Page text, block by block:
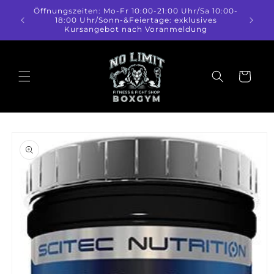
zum
Inhalt
Öffnungszeiten: Mo-Fr 10:00-21:00 Uhr/Sa 10:00-
18:00 Uhr/Sonn-&Feiertage: exklusives
Kursangebot nach Voranmeldung
Warenkorb